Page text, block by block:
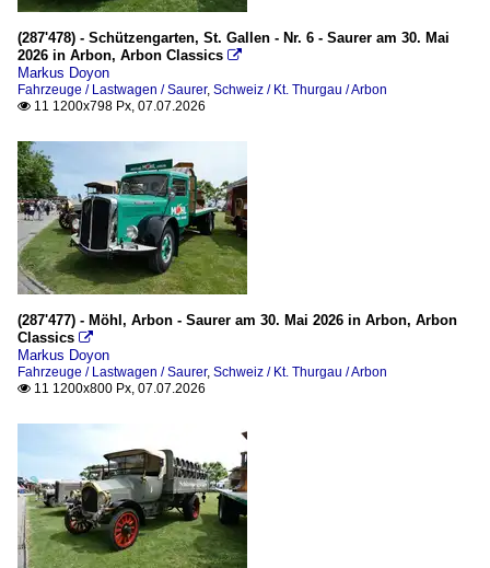
(287'478) - Schützengarten, St. Gallen - Nr. 6 - Saurer am 30. Mai
2026 in Arbon, Arbon Classics 
Markus Doyon
Fahrzeuge / Lastwagen / Saurer, Schweiz / Kt. Thurgau / Arbon
 11 1200x798 Px, 07.07.2026
(287'477) - Möhl, Arbon - Saurer am 30. Mai 2026 in Arbon, Arbon
Classics 
Markus Doyon
Fahrzeuge / Lastwagen / Saurer, Schweiz / Kt. Thurgau / Arbon
 11 1200x800 Px, 07.07.2026